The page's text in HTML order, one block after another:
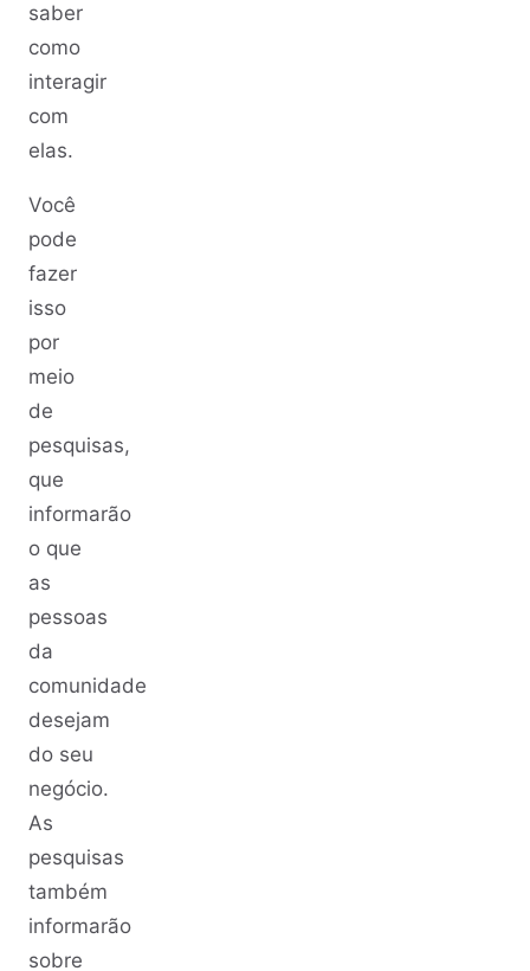
saber
como
interagir
com
elas.
Você
pode
fazer
isso
por
meio
de
pesquisas,
que
informarão
o que
as
pessoas
da
comunidade
desejam
do seu
negócio.
As
pesquisas
também
informarão
sobre